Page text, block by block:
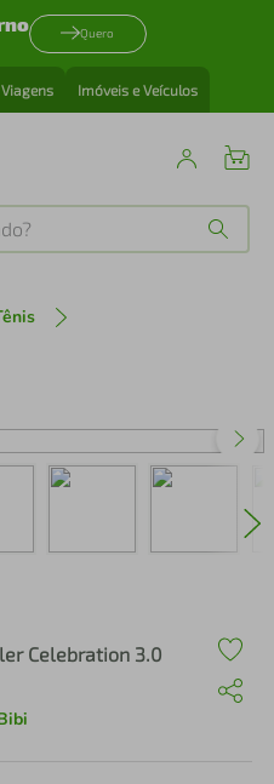
Quero
Viagens Imóveis e Veículos
Celebration 3.0